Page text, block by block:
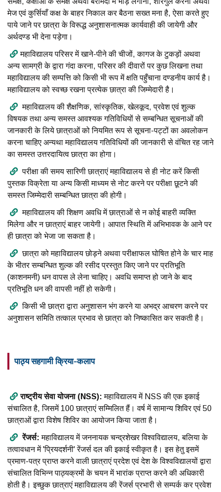
मेज एवं कुर्सियाँ कक्ष के बाहर निकाल कर बैठना सख्त मना है, ऐसा करते हुए
पाये जाने पर छात्रा के विरूद्ध अनुशासनात्मक कार्यवाही की जायेगी और
अर्थदण्ड भी देना पड़ेगा।
महाविद्यालय परिसर में खाने-पीने की चीजों, कागज के टुकड़ों अथवा
अन्य सामग्री के द्वारा गंदा करना, परिसर की दीवारों पर कुछ लिखना तथा
महाविद्यालय की सम्पत्ति को किसी भी रूप में क्षति पहुँचाना दण्डनीय कार्य है।
महाविद्यालय को स्वच्छ रखना प्रत्येक छात्रा की जिम्मेदारी है।
महाविद्यालय की शैक्षणिक, सांस्कृतिक, खेलकूद, प्रवेश एवं शुल्क
विषयक तथा अन्य समस्त आवश्यक गतिविधियों से सम्बन्धित सूचनाओं की
जानकारी के लिये छात्राओं को नियमित रूप से सूचना-पट्टों का अवलोकन
करना चाहिए अन्यथा महाविद्यालय गतिविधियों की जानकारी से वंचित रह जाने
का समस्त उत्तरदायित्व छात्रा का होगा।
परीक्षा की समय सारिणी छात्राएं महाविद्यालय से ही नोट करें किसी
पुस्तक विक्रेता या अन्य किसी माध्यम से नोट करने पर परीक्षा छूटने की
समस्त जिम्मेदारी सम्बन्धित छात्रा की होगी।
महाविद्यालय की शिक्षण अवधि में छात्राओं से न कोई बाहरी व्यक्ति
मिलेगा और न छात्राएं बाहर जायेगी। आपात स्थिति में अभिभावक के आने पर
ही छात्रा को भेजा जा सकता है।
छात्रा को महाविद्यालय छोड़ने अथवा परीक्षाफल घोषित होने के चार माह
के भीतर सम्बन्धित शुल्क की रसीद प्रस्तुत किए जाने पर प्रतिभूति
(काशनमनी) धन वापस ले लेना चाहिए। अवधि समाप्त हो जाने के बाद
प्रतिभूति धन की वापसी नहीं हो सकेगी।
किसी भी छात्रा द्वारा अनुशासन भंग करने या अभद्र आचरण करने पर
अनुशासन समिति तत्काल प्रभाव से छात्रा को निष्कासित कर सकती है।
पाठ्य सहगामी क्रिया-कलाप
राष्ट्रीय सेवा योजना (NSS): महाविद्यालय में NSS की एक इकाई
संचालित है, जिसमें 100 छात्राएं सम्मिलित हैं। वर्ष में सामान्य शिविर एवं 50
छात्राओं द्वारा विशेष शिविर का आयोजन किया जाता है।
रेंजर्स: महाविद्यालय में जननायक चन्द्रशेखर विश्वविद्यालय, बलिया के
तत्वावधान में 'प्रियदर्शनी' रेंजर्स दल की इकाई स्वीकृत है। इस हेतु इसमें
प्रमाण-पत्र प्राप्त करने वाली छात्राएं प्रदेश एवं देश के विश्वविद्यालयों द्वारा
संचालित विभिन्न पाठ्यक्रमों के चयन में भारांक प्राप्त करने की अधिकारी
होती है। इच्छुक छात्राएं महाविद्यालय की रेंजर्स प्रभारी से सम्पर्क कर प्रवेश